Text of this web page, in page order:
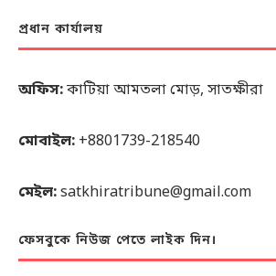
প্রধান কার্যালয়
অফিস:কাটিয়া আমতলা মোড়, সাতক্ষীরা
মোবাইল: +8801739-218540
মেইল:satkhiratribune@gmail.com
ফেসবুকে নিউজ পেতে লাইক দিন।